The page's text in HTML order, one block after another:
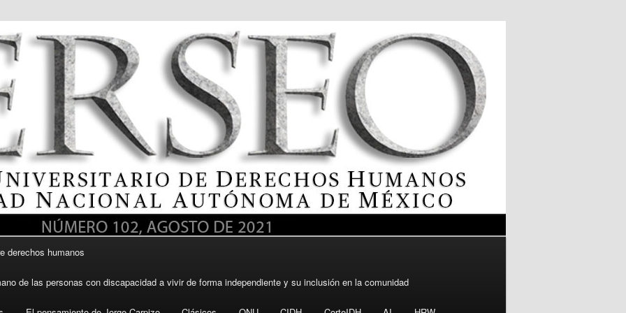
UNAM
derechos humanos
de las personas con discapacidad a vivir de forma independiente y su inclusión en la comunidad